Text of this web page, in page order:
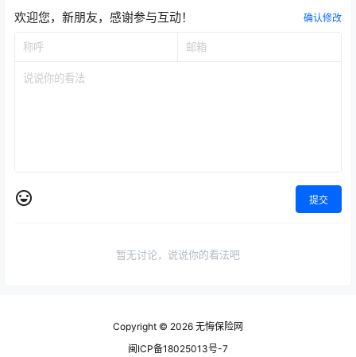
欢迎您，新朋友，感谢参与互动！ 确认修改
提交
暂无讨论，说说你的看法吧
Copyright © 2026 无悔保险网
闽ICP备18025013号-7